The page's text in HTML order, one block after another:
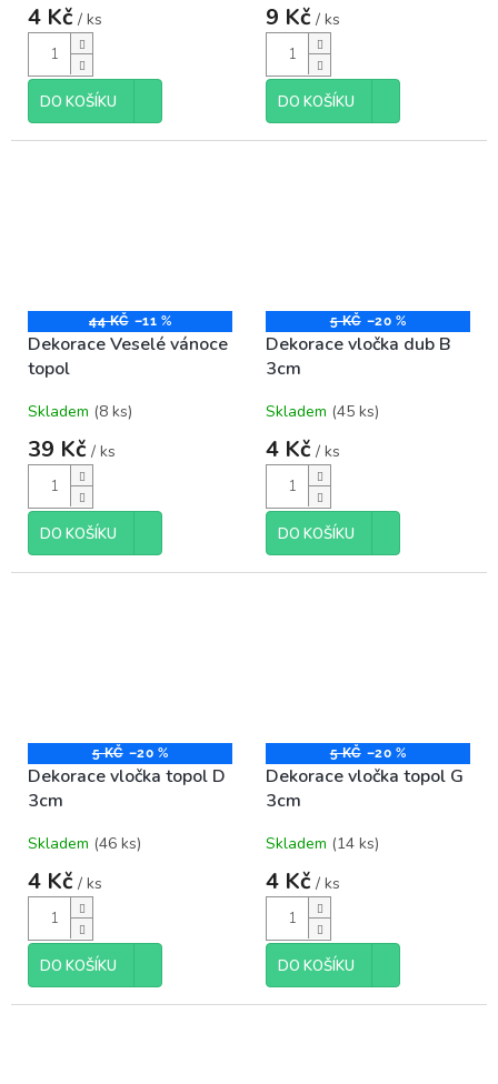
4 Kč / ks
DO KOŠÍKU
9 Kč / ks
DO KOŠÍKU
44 KČ –11 %
Dekorace Veselé vánoce
topol
Skladem (8 ks)
39 Kč / ks
DO KOŠÍKU
5 KČ –20 %
Dekorace vločka dub B
3cm
Skladem (45 ks)
4 Kč / ks
DO KOŠÍKU
5 KČ –20 %
Dekorace vločka topol D
3cm
Skladem (46 ks)
4 Kč / ks
DO KOŠÍKU
5 KČ –20 %
Dekorace vločka topol G
3cm
Skladem (14 ks)
4 Kč / ks
DO KOŠÍKU